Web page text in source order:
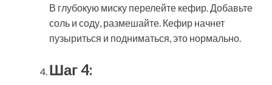
В глубокую миску перелейте кефир. Добавьте
соль и соду, размешайте. Кефир начнет
пузыриться и подниматься, это нормально.
Шаг 4: